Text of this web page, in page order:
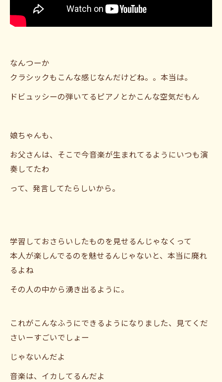
なんつーか
クラシックもこんな感じなんだけどね。。本当は。
ドビュッシーの弾いてるピアノとかこんな空気だもん
娘ちゃんも、
お父さんは、そこで今音楽が生まれてるようにいつも演
奏してたわ
って、発言してたらしいから。
学習しておさらいしたものを見せるんじゃなくって
本人が楽しんでるのを魅せるんじゃないと、本当に廃れ
るよね
その人の中から湧き出るように。
これがこんなふうにできるようになりました、見てくだ
さいーすごいでしょー
じゃないんだよ
音楽は、イカしてるんだよ